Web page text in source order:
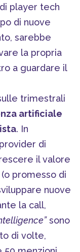
player tech
di nuove
sarebbe
la propria
a guardare il
trimestrali
artificiale
. In
di
il valore
promesso di
nuove
la call,
sono
di volte,